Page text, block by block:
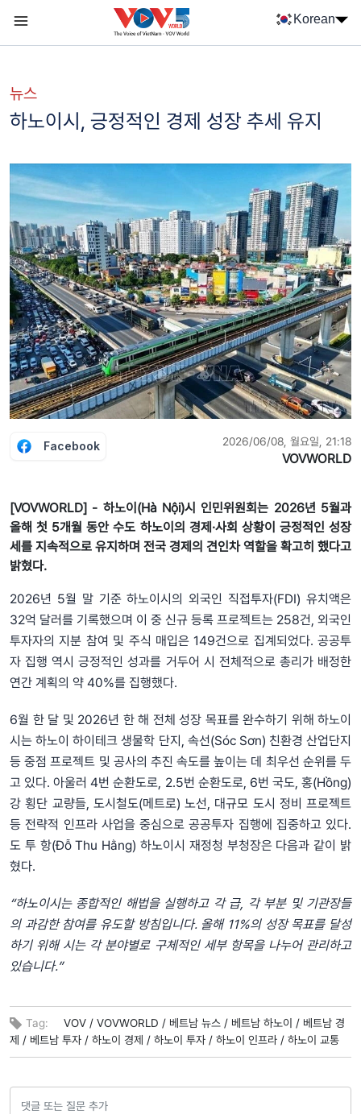
Korean
뉴스
하노이시, 긍정적인 경제 성장 추세 유지
Facebook 2026/06/08, 월요일, 21:18
VOVWORLD
[VOVWORLD] - 하노이(Hà Nội)시 인민위원회는 2026년 5월과
올해 첫 5개월 동안 수도 하노이의 경제·사회 상황이 긍정적인 성장
세를 지속적으로 유지하며 전국 경제의 견인차 역할을 확고히 했다고
밝혔다.
2026년 5월 말 기준 하노이시의 외국인 직접투자(FDI) 유치액은
32억 달러를 기록했으며 이 중 신규 등록 프로젝트는 258건, 외국인
투자자의 지분 참여 및 주식 매입은 149건으로 집계되었다. 공공투
자 집행 역시 긍정적인 성과를 거두어 시 전체적으로 총리가 배정한
연간 계획의 약 40%를 집행했다.
6월 한 달 및 2026년 한 해 전체 성장 목표를 완수하기 위해 하노이
시는 하노이 하이테크 생물학 단지, 속선(Sóc Sơn) 친환경 산업단지
등 중점 프로젝트 및 공사의 추진 속도를 높이는 데 최우선 순위를 두
고 있다. 아울러 4번 순환도로, 2.5번 순환도로, 6번 국도, 홍(Hồng)
강 횡단 교량들, 도시철도(메트로) 노선, 대규모 도시 정비 프로젝트
등 전략적 인프라 사업을 중심으로 공공투자 집행에 집중하고 있다.
도 투 항(Đỗ Thu Hằng) 하노이시 재정청 부청장은 다음과 같이 밝
혔다.
“하노이시는 종합적인 해법을 실행하고 각 급, 각 부분 및 기관장들
의 과감한 참여를 유도할 방침입니다. 올해 11%의 성장 목표를 달성
하기 위해 시는 각 분야별로 구체적인 세부 항목을 나누어 관리하고
있습니다.”
Tag: VOV / VOVWORLD / 베트남 뉴스 / 베트남 하노이 / 베트남 경
제 / 베트남 투자 / 하노이 경제 / 하노이 투자 / 하노이 인프라 / 하노이 교통